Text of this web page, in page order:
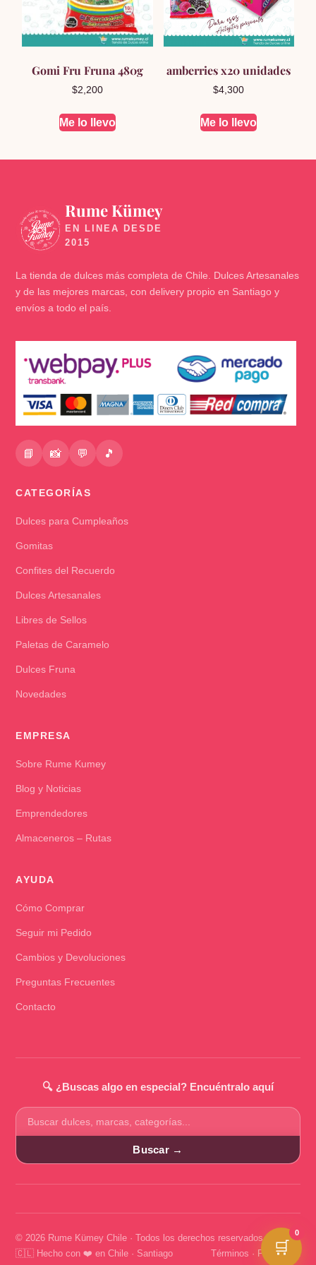
Gomi Fru Fruna 480g
$2,200
Me lo llevo
amberries x20 unidades
$4,300
Me lo llevo
🍬
Rume Kümey
La tienda de dulces más completa de Chile. Dulces Artesanales
y de las mejores marcas, con delivery propio en Santiago y
envíos a todo el país.
📘 📸 💬 🎵
CATEGORÍAS
Dulces para Cumpleaños
Gomitas
Confites del Recuerdo
Dulces Artesanales
Libres de Sellos
Paletas de Caramelo
Dulces Fruna
Novedades
EMPRESA
Sobre Rume Kumey
Blog y Noticias
Emprendedores
Almaceneros – Rutas
AYUDA
Cómo Comprar
Seguir mi Pedido
Cambios y Devoluciones
Preguntas Frecuentes
Contacto
🔍 ¿Buscas algo en especial? Encuéntralo aquí
Buscar
productos
Buscar →
© 2026 Rume Kümey Chile · Todos los derechos reservados
🇨🇱 Hecho con ❤️ en Chile · Santiago
Términos · Privacidad
🛒
0